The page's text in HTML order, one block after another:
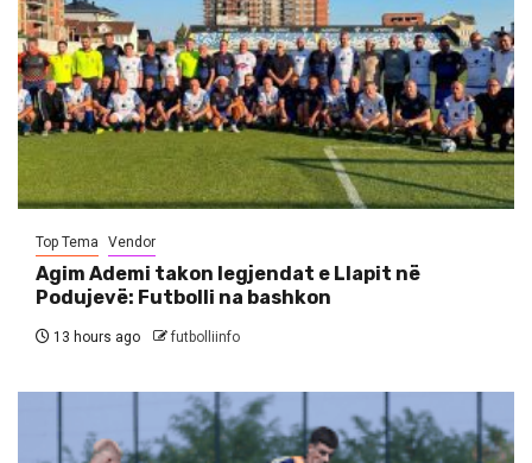
Top Tema Vendor
Agim Ademi takon legjendat e Llapit në
Podujevë: Futbolli na bashkon
13 hours ago futbolliinfo